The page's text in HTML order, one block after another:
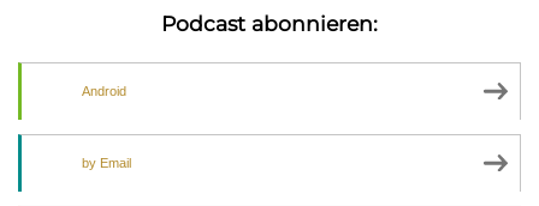
Podcast abonnieren:
Android
by Email